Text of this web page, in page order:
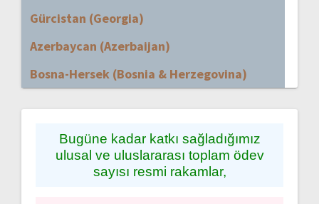
Gürcistan (Georgia)
Azerbaycan (Azerbaijan)
Bosna-Hersek (Bosnia & Herzegovina)
Bugüne kadar katkı sağladığımız
ulusal ve uluslararası toplam ödev
sayısı resmi rakamlar,